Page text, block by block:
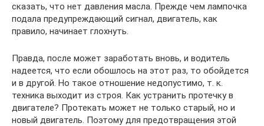
сказать, что нет давления масла. Прежде чем лампочка
подала предупреждающий сигнал, двигатель, как
правило, начинает глохнуть.
Правда, после может заработать вновь, и водитель
надеется, что если обошлось на этот раз, то обойдется
и в другой. Но такое отношение недопустимо, т. к.
техника выходит из строя. Как устранить протечку в
двигателе? Протекать может не только старый, но и
новый двигатель. Поэтому для предотвращения этой